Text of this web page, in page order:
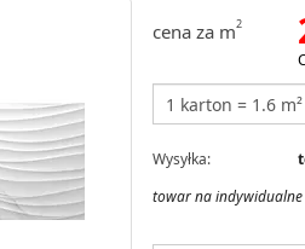
cena za m2
Wysyłka:
towar na